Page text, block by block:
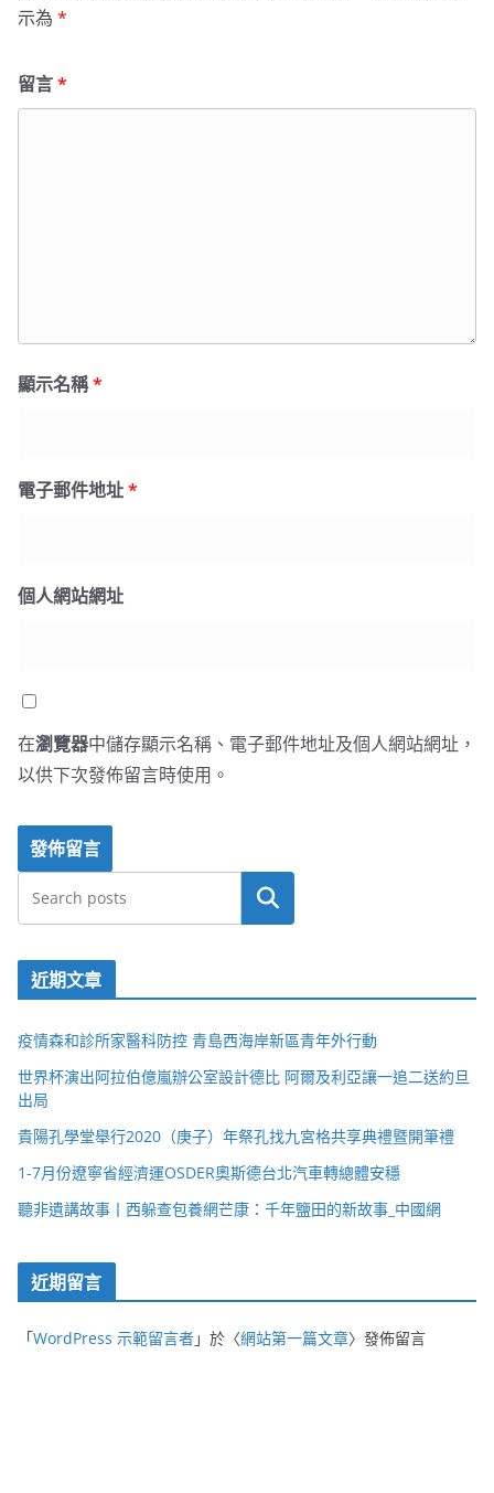
示為 *
留言*
顯示名稱*
電子郵件地址*
個人網站網址
在瀏覽器中儲存顯示名稱、電子郵件地址及個人網站網址，
以供下次發佈留言時使用。
搜尋
近期文章
疫情森和診所家醫科防控 青島西海岸新區青年外行動
世界杯演出阿拉伯億嵐辦公室設計德比 阿爾及利亞讓一追二送約旦
出局
貴陽孔學堂舉行2020（庚子）年祭孔找九宮格共享典禮暨開筆禮
1-7月份遼寧省經濟運OSDER奧斯德台北汽車轉總體安穩
聽非遺講故事丨西躲查包養網芒康：千年鹽田的新故事_中國網
近期留言
「WordPress 示範留言者」於〈網站第一篇文章〉發佈留言